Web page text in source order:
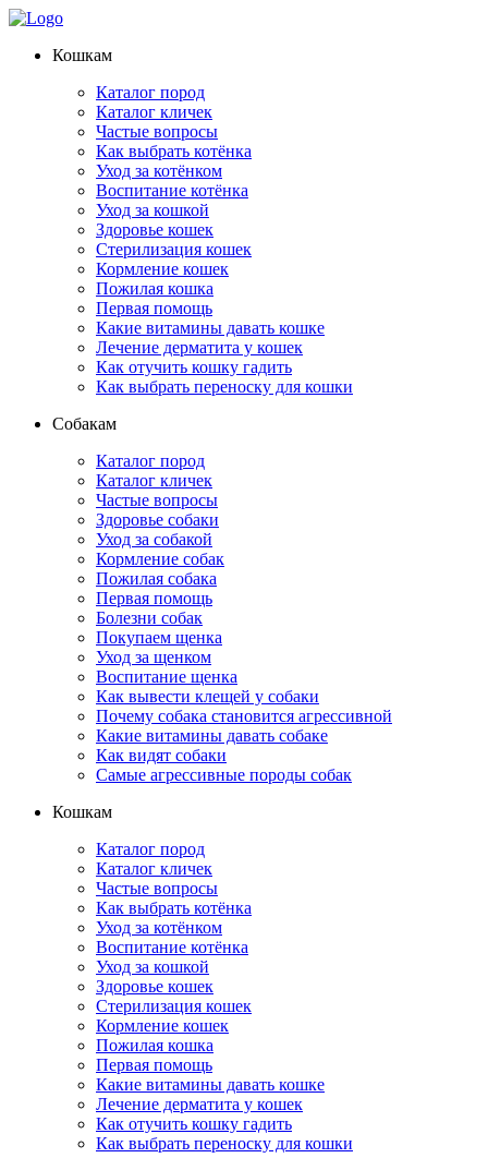
Кошкам
Каталог пород
Каталог кличек
Частые вопросы
Как выбрать котёнка
Уход за котёнком
Воспитание котёнка
Уход за кошкой
Здоровье кошек
Стерилизация кошек
Кормление кошек
Пожилая кошка
Первая помощь
Какие витамины давать кошке
Лечение дерматита у кошек
Как отучить кошку гадить
Как выбрать переноску для кошки
Собакам
Каталог пород
Каталог кличек
Частые вопросы
Здоровье собаки
Уход за собакой
Кормление собак
Пожилая собака
Первая помощь
Болезни собак
Покупаем щенка
Уход за щенком
Воспитание щенка
Как вывести клещей у собаки
Почему собака становится агрессивной
Какие витамины давать собаке
Как видят собаки
Самые агрессивные породы собак
Кошкам
Каталог пород
Каталог кличек
Частые вопросы
Как выбрать котёнка
Уход за котёнком
Воспитание котёнка
Уход за кошкой
Здоровье кошек
Стерилизация кошек
Кормление кошек
Пожилая кошка
Первая помощь
Какие витамины давать кошке
Лечение дерматита у кошек
Как отучить кошку гадить
Как выбрать переноску для кошки